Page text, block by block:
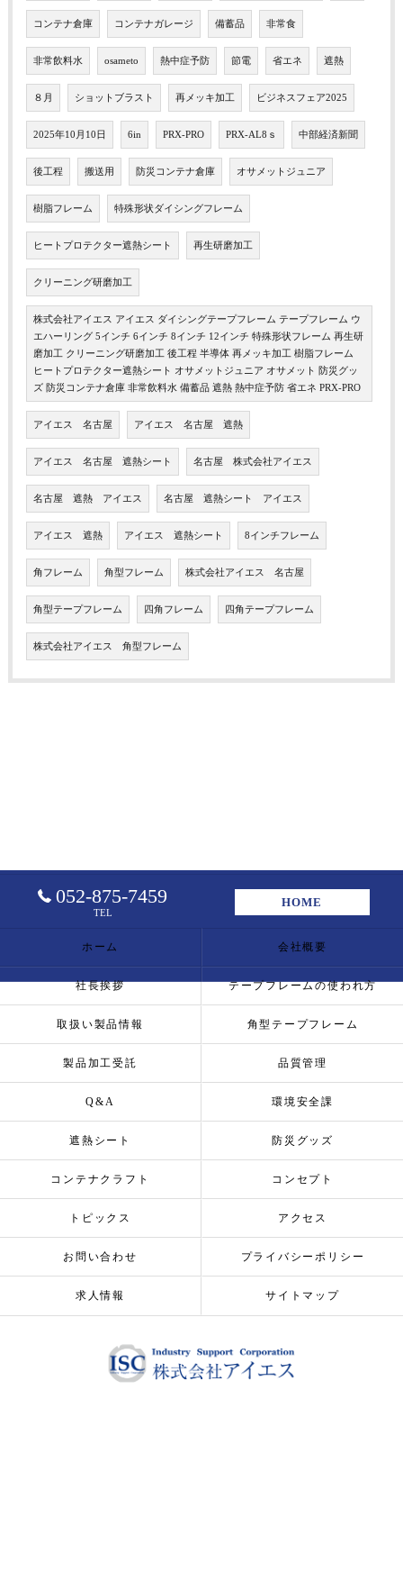
コンテナ倉庫 コンテナガレージ 備蓄品 非常食
非常飲料水 osameto 熱中症予防 節電 省エネ 遮熱
８月 ショットブラスト 再メッキ加工 ビジネスフェア2025
2025年10月10日 6in PRX-PRO PRX-AL8ｓ 中部経済新聞
後工程 搬送用 防災コンテナ倉庫 オサメットジュニア
樹脂フレーム 特殊形状ダイシングフレーム
ヒートプロテクター遮熱シート 再生研磨加工
クリーニング研磨加工
株式会社アイエス アイエス ダイシングテープフレーム テープフレーム ウ
エハーリング 5インチ 6インチ 8インチ 12インチ 特殊形状フレーム 再生研
磨加工 クリーニング研磨加工 後工程 半導体 再メッキ加工 樹脂フレーム
ヒートプロテクター遮熱シート オサメットジュニア オサメット 防災グッ
ズ 防災コンテナ倉庫 非常飲料水 備蓄品 遮熱 熱中症予防 省エネ PRX-PRO
アイエス 名古屋 アイエス 名古屋 遮熱
アイエス 名古屋 遮熱シート 名古屋 株式会社アイエス
名古屋 遮熱 アイエス 名古屋 遮熱シート アイエス
アイエス 遮熱 アイエス 遮熱シート 8インチフレーム
角フレーム 角型フレーム 株式会社アイエス 名古屋
角型テープフレーム 四角フレーム 四角テープフレーム
株式会社アイエス 角型フレーム
052-875-7459
TEL
HOME
ホーム 会社概要
社長挨拶 テープフレームの使われ方
取扱い製品情報 角型テープフレーム
製品加工受託 品質管理
Q&A 環境安全課
遮熱シート 防災グッズ
コンテナクラフト コンセプト
トピックス アクセス
お問い合わせ プライバシーポリシー
求人情報 サイトマップ